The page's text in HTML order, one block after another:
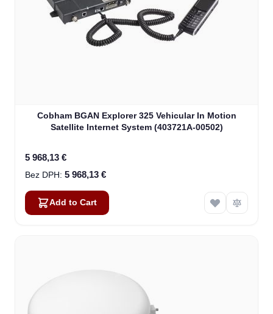
Cobham BGAN Explorer 325 Vehicular In Motion
Satellite Internet System (403721A-00502)
5 968,13 €
5 968,13 €
Add to Cart